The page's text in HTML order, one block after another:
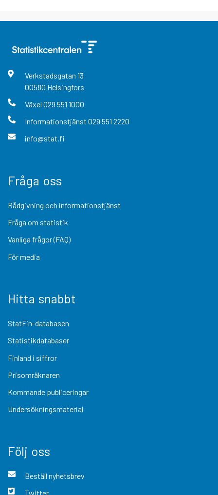
Verkstadsgatan 13
00580 Helsingfors
Växel 029 551 1000
Informationstjänst 029 551 2220
info@stat.fi
Fråga oss
Rådgivning och informationstjänst
Fråga om statistik
Vanliga frågor (FAQ)
För media
Hitta snabbt
StatFin-databasen
Statistikdatabaser
Finland i siffror
Prisomräknaren
Kommande publiceringar
Undersökningsmaterial
Följ oss
Beställ nyhetsbrev
Twitter